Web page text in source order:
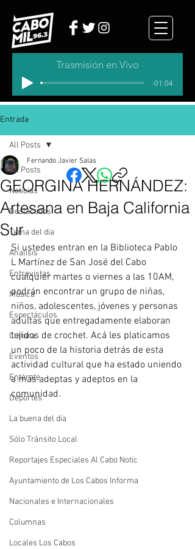
Trasmisión en Vivo
-01:04
Entrada
All Posts
Noticias
Destacados
Tema del dia
Analisis
Entrevistas
Música
Espectáculos
Cultura
Eventos
Entérate
Deportes
La buena del día
Sólo Tránsito Local
Reportajes Especiales Al Cabo Notic
Ayuntamiento de Los Cabos Informa
Nacionales e Internacionales
Columnas
Locales Los Cabos
All Posts
GEORGINA HERNÁNDEZ:
Artesana en Baja California
Sur
Fernando Javier Salas
Si ustedes entran en la Biblioteca Pablo
L Martínez de San José del Cabo
cualquier martes o viernes a las 10AM,
podrán encontrar un grupo de niñas,
niños, adolescentes, jóvenes y personas
adultas que entregadamente elaboran
tejidos de crochet. Acá les platicamos
un poco de la historia detrás de esta
actividad cultural que ha estado uniendo
a más adeptas y adeptos en la
comunidad.